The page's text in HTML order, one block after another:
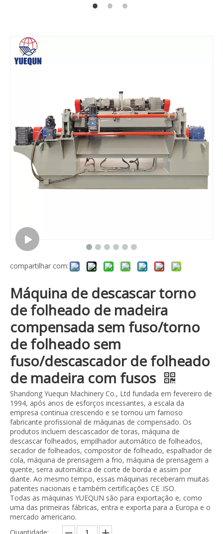
compartilhar com:
Máquina de descascar torno
de folheado de madeira
compensada sem fuso/torno
de folheado sem
fuso/descascador de folheado
de madeira com fusos
Shandong Yuequn Machinery Co., Ltd fundada em fevereiro de
1994, após anos de esforços incessantes, a escala da
empresa continua crescendo e se tornou um famoso
fabricante profissional de máquinas de compensado. Os
produtos incluem descascador de toras, máquina de
descascar folheados, empilhador automático de folheados,
secador de folheados, compositor de folheado, espalhador de
cola, máquina de prensagem a frio, máquina de prensagem a
quente, serra automática de corte de borda e assim por
diante. Ao mesmo tempo, essas máquinas receberam muitas
patentes nacionais e também certificações CE .ISO.
Todas as máquinas YUEQUN são para exportação e, como
uma das primeiras fábricas, entra e exporta para a Europa e o
mercado americano.